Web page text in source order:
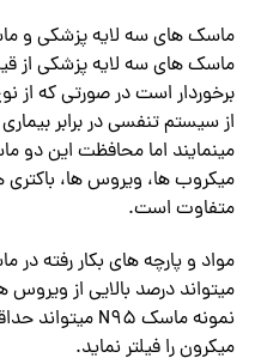
برخوردار است در صورتی که از
از سیستم تنفسی در برابر
مینمایند اما محافظت این دو
میکروب ها، ویروس ها، باکتری
متفاوت است.
مواد و پارچه های بکار رفته
میتواند درصد بالایی از ویروس
میکرون را فیلتر نماید.